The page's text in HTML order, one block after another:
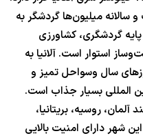
نفر است و سالانه میلیون‌ها گردشگر به
گردشگری، کشاورزی
استوار است. آلانیا به
سال وسواحل تمیز و
المللی بسیار جذاب است.
روسیه، بریتانیا،
شهر دارای امنیت بالایی